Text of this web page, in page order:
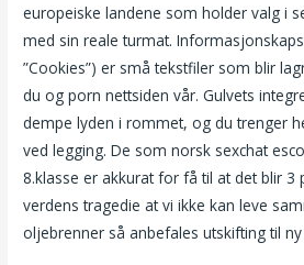
europeiske landene som holder valg i
med sin reale turmat.
”Cookies”) er små tekstfiler som blir
du og porn nettsiden vår. Gulvets
dempe lyden i rommet, og du trenger
ved legging. De som norsk sexchat
8.klasse er akkurat for få til at det blir 3
verdens tragedie at vi ikke kan leve
oljebrenner så anbefales utskifting til